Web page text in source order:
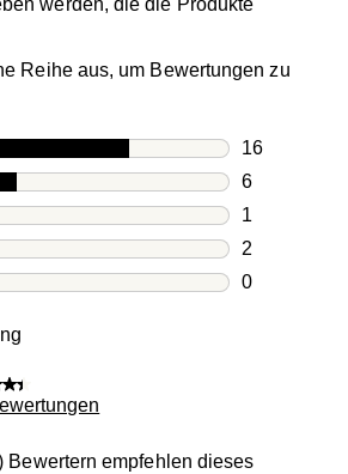
werden, die die Produkte
Reihe aus, um Bewertungen zu
16
16
6
6
1
1
2
2
0
Bewertern empfehlen dieses